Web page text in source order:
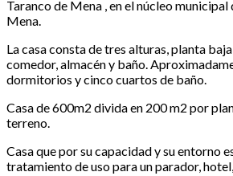
Taranco de Mena , en el núcleo municipal
Mena.
La casa consta de tres alturas, planta
comedor, almacén y baño.
dormitorios y cinco cuartos de baño.
Casa de 600m2 divida en 200 m2 por
terreno.
Casa que por su capacidad y su entorno
tratamiento de uso para un parador,